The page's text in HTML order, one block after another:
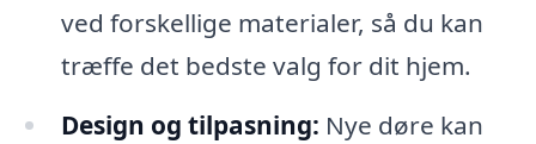
ved forskellige materialer, så du kan
træffe det bedste valg for dit hjem.
Design og tilpasning: Nye døre kan